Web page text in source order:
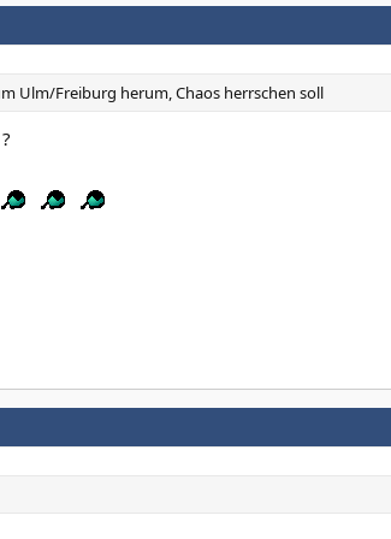
Ulm/Freiburg herum, Chaos herrschen soll